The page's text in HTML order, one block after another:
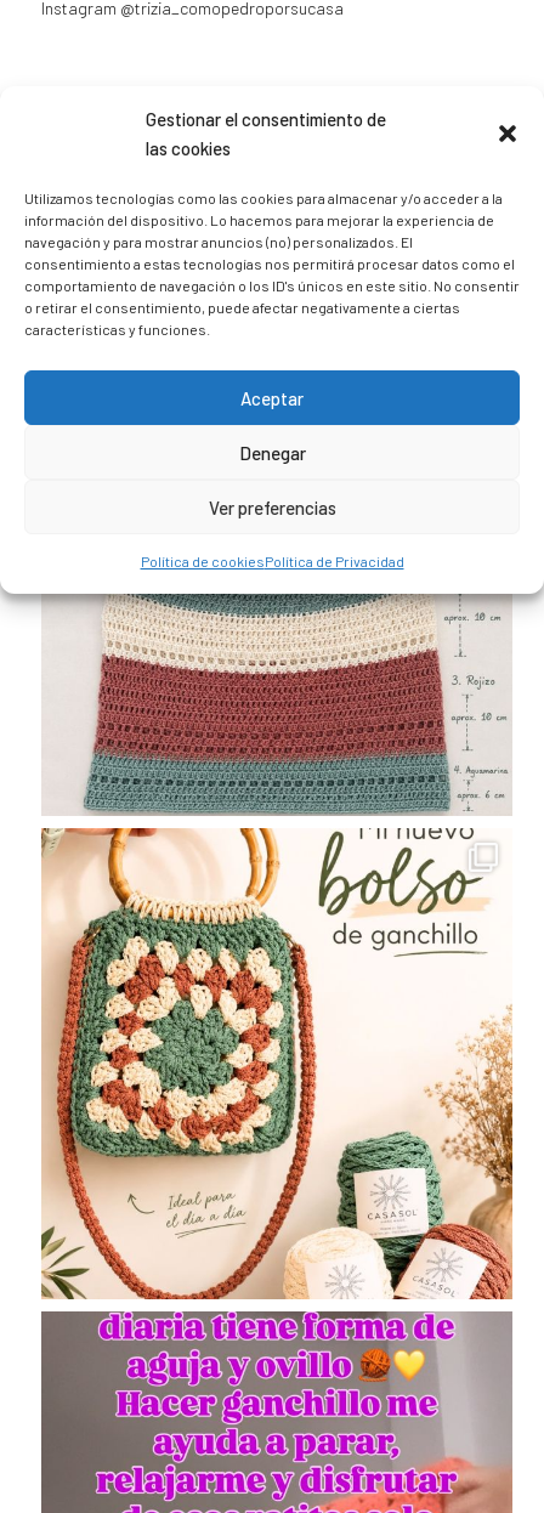
Gestionar el consentimiento de
las cookies
Utilizamos tecnologías como las cookies para almacenar y/o acceder a la
información del dispositivo. Lo hacemos para mejorar la experiencia de
navegación y para mostrar anuncios (no) personalizados. El
consentimiento a estas tecnologías nos permitirá procesar datos como el
comportamiento de navegación o los ID's únicos en este sitio. No consentir
o retirar el consentimiento, puede afectar negativamente a ciertas
características y funciones.
Aceptar
Denegar
Ver preferencias
Política de cookiesPolítica de Privacidad
Instagram @trizia_comopedroporsucasa
Sígueme en Instagram
trizia_comopedroporsucasa
Freelance | Web | RRSS
Mi tienda de productos ECO
@lacatalina.shop
Alquila tu Autocaravana en
@caravana_go
Mi blog de viajes